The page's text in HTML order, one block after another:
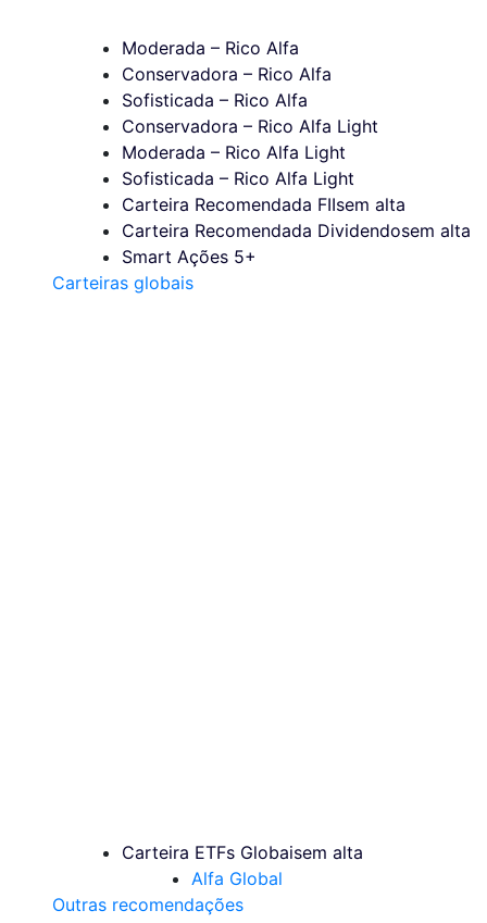
Moderada – Rico Alfa
Conservadora – Rico Alfa
Sofisticada – Rico Alfa
Conservadora – Rico Alfa Light
Moderada – Rico Alfa Light
Sofisticada – Rico Alfa Light
Carteira Recomendada FIIsem alta
Carteira Recomendada Dividendosem alta
Smart Ações 5+
Carteiras globais
Carteira ETFs Globaisem alta
Alfa Global
Outras recomendações